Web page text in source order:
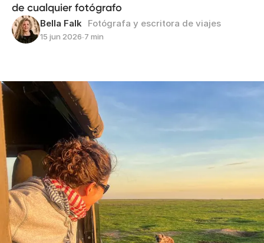
de cualquier fotógrafo
Bella Falk Fotógrafa y escritora de viajes
15 jun 2026∙7 min